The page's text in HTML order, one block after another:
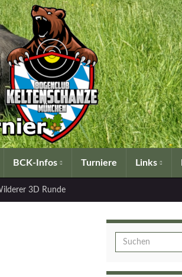
BCK-Infos Turniere Links
3D Runde
Search for: